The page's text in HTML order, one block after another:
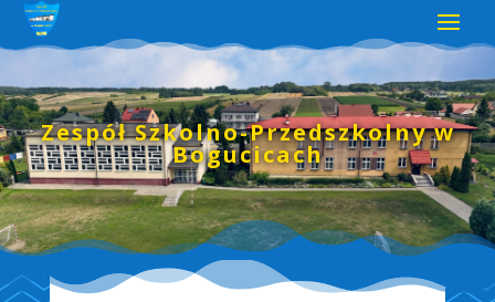
Zespół Szkolno-Przedszkolny w
Bogucicach